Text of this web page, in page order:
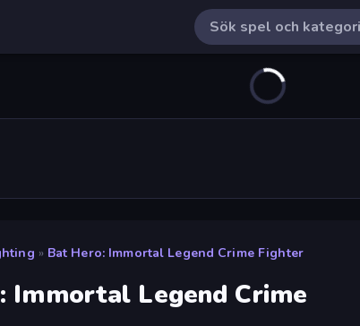
» Bat Hero: Immortal Legend Crime Fighter
Immortal Legend Crime